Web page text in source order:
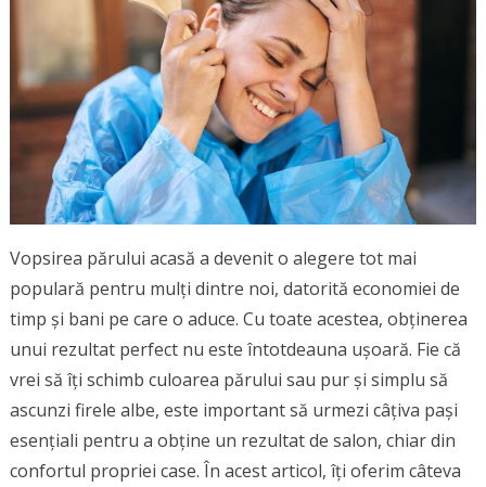
Vopsirea părului acasă a devenit o alegere tot mai
populară pentru mulți dintre noi, datorită economiei de
timp și bani pe care o aduce. Cu toate acestea, obținerea
unui rezultat perfect nu este întotdeauna ușoară. Fie că
vrei să îți schimb culoarea părului sau pur și simplu să
ascunzi firele albe, este important să urmezi câțiva pași
esențiali pentru a obține un rezultat de salon, chiar din
confortul propriei case. În acest articol, îți oferim câteva